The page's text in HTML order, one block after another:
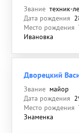
Звание техник-
Дата рождения
Место рождения
Ивановка
Дворецкий
Звание майор
Дата рождения
Место рождения
Знаменка